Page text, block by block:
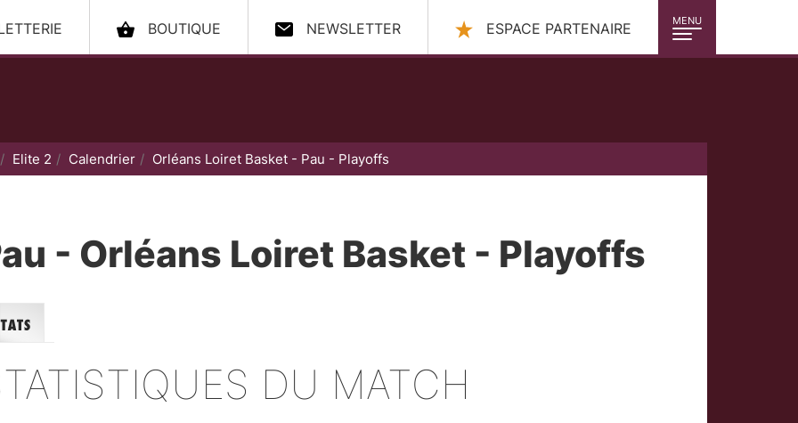
MENU
BOUTIQUE NEWSLETTER ESPACE PARTENAIRE
Elite 2 Calendrier Orléans Loiret Basket - Pau - Playoffs
- Orléans Loiret Basket - Playoffs
DU MATCH